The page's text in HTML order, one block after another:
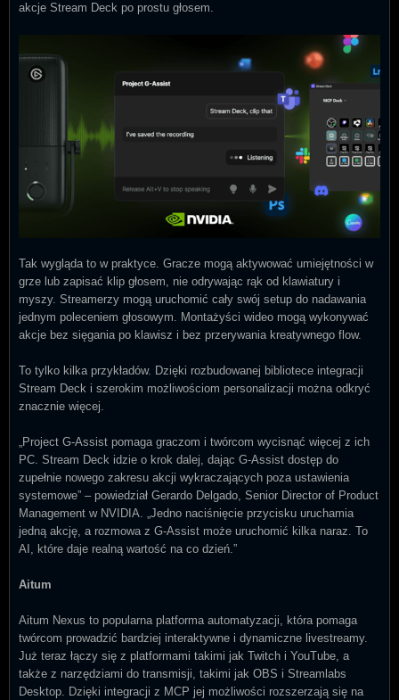
akcje Stream Deck po prostu głosem.
Tak wygląda to w praktyce. Gracze mogą aktywować umiejętności w
grze lub zapisać klip głosem, nie odrywając rąk od klawiatury i
myszy. Streamerzy mogą uruchomić cały swój setup do nadawania
jednym poleceniem głosowym. Montażyści wideo mogą wykonywać
akcje bez sięgania po klawisz i bez przerywania kreatywnego flow.
To tylko kilka przykładów. Dzięki rozbudowanej bibliotece integracji
Stream Deck i szerokim możliwościom personalizacji można odkryć
znacznie więcej.
„Project G-Assist pomaga graczom i twórcom wycisnąć więcej z ich
PC. Stream Deck idzie o krok dalej, dając G-Assist dostęp do
zupełnie nowego zakresu akcji wykraczających poza ustawienia
systemowe” – powiedział Gerardo Delgado, Senior Director of Product
Management w NVIDIA. „Jedno naciśnięcie przycisku uruchamia
jedną akcję, a rozmowa z G-Assist może uruchomić kilka naraz. To
AI, które daje realną wartość na co dzień.”
Aitum
Aitum Nexus to popularna platforma automatyzacji, która pomaga
twórcom prowadzić bardziej interaktywne i dynamiczne livestreamy.
Już teraz łączy się z platformami takimi jak Twitch i YouTube, a
także z narzędziami do transmisji, takimi jak OBS i Streamlabs
Desktop. Dzięki integracji z MCP jej możliwości rozszerzają się na